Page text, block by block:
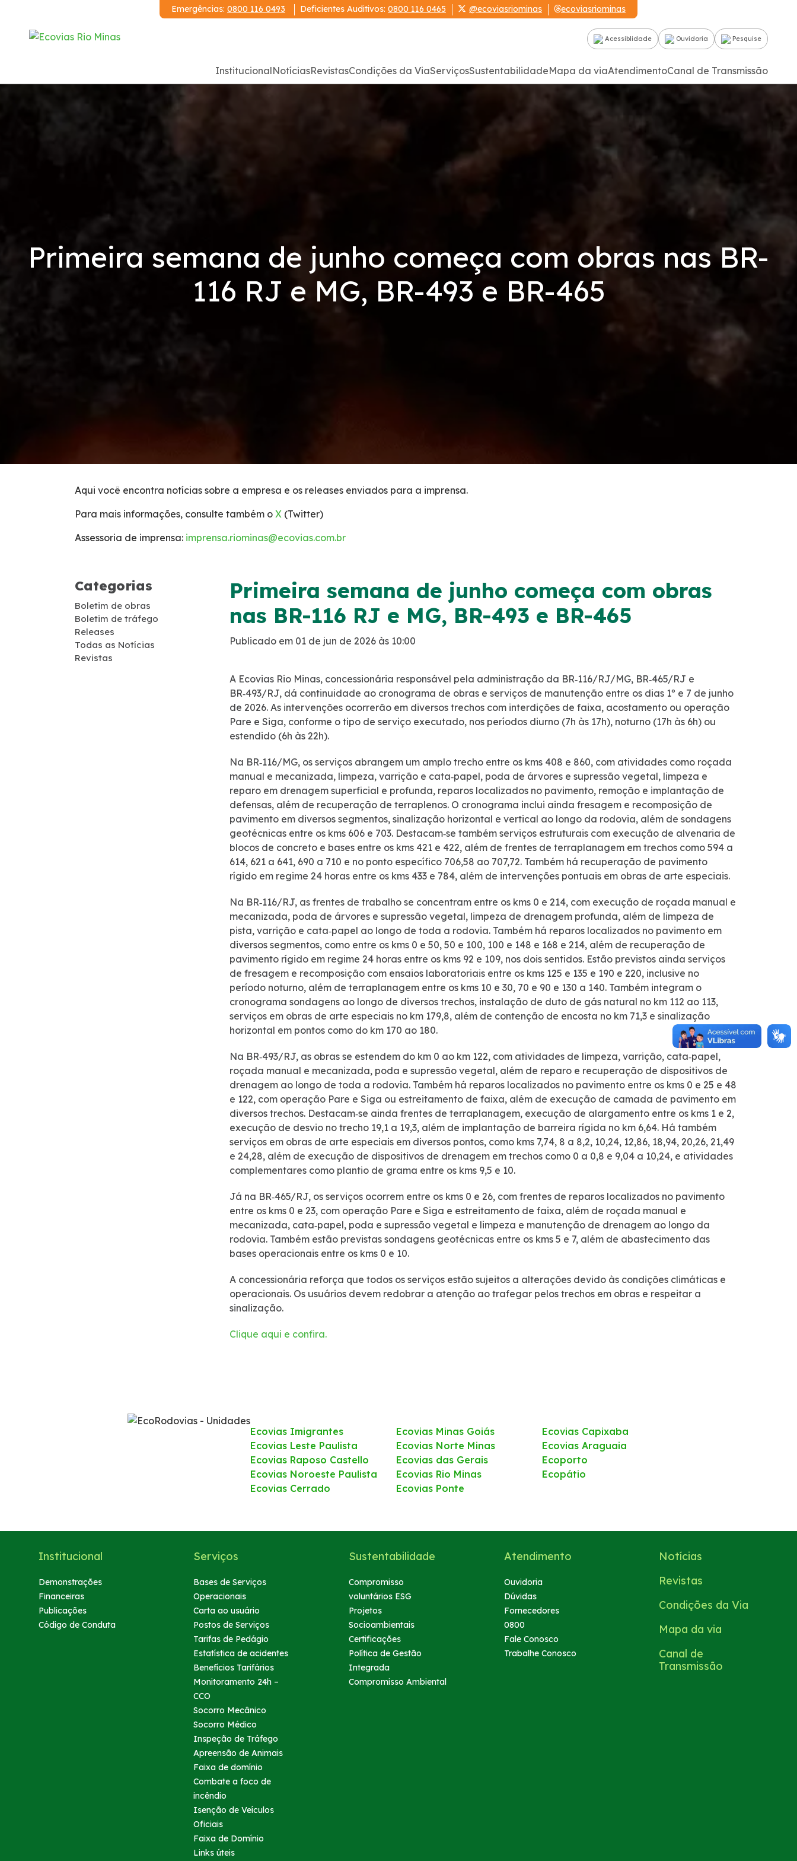
Emergências: 0800 116 0493 Deficientes Auditivos: 0800 116 0465 @ecoviasriominas ecoviasriominas
Acessiblidade Ouvidoria Pesquise
InstitucionalNotíciasRevistasCondições da ViaServiçosSustentabilidadeMapa da viaAtendimentoCanal de Transmissão
Revistas
Estatística de acidentes
Benefícios Tarifários
Socorro Mecânico
Socorro Médico
Primeira semana de junho começa com obras nas BR-
116 RJ e MG, BR-493 e BR-465
Aqui você encontra notícias sobre a empresa e os releases enviados para a imprensa.
Para mais informações, consulte também o X (Twitter)
Assessoria de imprensa: imprensa.riominas@ecovias.com.br
Categorias
Boletim de obras
Boletim de tráfego
Releases
Todas as Notícias
Revistas
Primeira semana de junho começa com obras
nas BR-116 RJ e MG, BR-493 e BR-465
Publicado em 01 de jun de 2026 às 10:00
A Ecovias Rio Minas, concessionária responsável pela administração da BR‑116/RJ/MG, BR‑465/RJ e
BR‑493/RJ, dá continuidade ao cronograma de obras e serviços de manutenção entre os dias 1º e 7 de junho
de 2026. As intervenções ocorrerão em diversos trechos com interdições de faixa, acostamento ou operação
Pare e Siga, conforme o tipo de serviço executado, nos períodos diurno (7h às 17h), noturno (17h às 6h) ou
estendido (6h às 22h).
Na BR‑116/MG, os serviços abrangem um amplo trecho entre os kms 408 e 860, com atividades como roçada
manual e mecanizada, limpeza, varrição e cata‑papel, poda de árvores e supressão vegetal, limpeza e
reparo em drenagem superficial e profunda, reparos localizados no pavimento, remoção e implantação de
defensas, além de recuperação de terraplenos. O cronograma inclui ainda fresagem e recomposição de
pavimento em diversos segmentos, sinalização horizontal e vertical ao longo da rodovia, além de sondagens
geotécnicas entre os kms 606 e 703. Destacam‑se também serviços estruturais com execução de alvenaria de
blocos de concreto e bases entre os kms 421 e 422, além de frentes de terraplanagem em trechos como 594 a
614, 621 a 641, 690 a 710 e no ponto específico 706,58 ao 707,72. Também há recuperação de pavimento
rígido em regime 24 horas entre os kms 433 e 784, além de intervenções pontuais em obras de arte especiais.
Na BR‑116/RJ, as frentes de trabalho se concentram entre os kms 0 e 214, com execução de roçada manual e
mecanizada, poda de árvores e supressão vegetal, limpeza de drenagem profunda, além de limpeza de
pista, varrição e cata‑papel ao longo de toda a rodovia. Também há reparos localizados no pavimento em
diversos segmentos, como entre os kms 0 e 50, 50 e 100, 100 e 148 e 168 e 214, além de recuperação de
pavimento rígido em regime 24 horas entre os kms 92 e 109, nos dois sentidos. Estão previstos ainda serviços
de fresagem e recomposição com ensaios laboratoriais entre os kms 125 e 135 e 190 e 220, inclusive no
período noturno, além de terraplanagem entre os kms 10 e 30, 70 e 90 e 130 a 140. Também integram o
cronograma sondagens ao longo de diversos trechos, instalação de duto de gás natural no km 112 ao 113,
serviços em obras de arte especiais no km 179,8, além de contenção de encosta no km 71,3 e sinalização
horizontal em pontos como do km 170 ao 180.
Na BR‑493/RJ, as obras se estendem do km 0 ao km 122, com atividades de limpeza, varrição, cata‑papel,
roçada manual e mecanizada, poda e supressão vegetal, além de reparo e recuperação de dispositivos de
drenagem ao longo de toda a rodovia. Também há reparos localizados no pavimento entre os kms 0 e 25 e 48
e 122, com operação Pare e Siga ou estreitamento de faixa, além de execução de camada de pavimento em
diversos trechos. Destacam‑se ainda frentes de terraplanagem, execução de alargamento entre os kms 1 e 2,
execução de desvio no trecho 19,1 a 19,3, além de implantação de barreira rígida no km 6,64. Há também
serviços em obras de arte especiais em diversos pontos, como kms 7,74, 8 a 8,2, 10,24, 12,86, 18,94, 20,26, 21,49
e 24,28, além de execução de dispositivos de drenagem em trechos como 0 a 0,8 e 9,04 a 10,24, e atividades
complementares como plantio de grama entre os kms 9,5 e 10.
Já na BR‑465/RJ, os serviços ocorrem entre os kms 0 e 26, com frentes de reparos localizados no pavimento
entre os kms 0 e 23, com operação Pare e Siga e estreitamento de faixa, além de roçada manual e
mecanizada, cata‑papel, poda e supressão vegetal e limpeza e manutenção de drenagem ao longo da
rodovia. Também estão previstas sondagens geotécnicas entre os kms 5 e 7, além de abastecimento das
bases operacionais entre os kms 0 e 10.
A concessionária reforça que todos os serviços estão sujeitos a alterações devido às condições climáticas e
operacionais. Os usuários devem redobrar a atenção ao trafegar pelos trechos em obras e respeitar a
sinalização.
Clique aqui e confira.
Ecovias Imigrantes
Ecovias Leste Paulista
Ecovias Raposo Castello
Ecovias Noroeste Paulista
Ecovias Cerrado
Ecovias Minas Goiás
Ecovias Norte Minas
Ecovias das Gerais
Ecovias Rio Minas
Ecovias Ponte
Ecovias Capixaba
Ecovias Araguaia
Ecoporto
Ecopátio
Institucional
Demonstrações
Financeiras
Publicações
Código de Conduta
Serviços
Bases de Serviços
Operacionais
Carta ao usuário
Postos de Serviços
Tarifas de Pedágio
Estatística de acidentes
Benefícios Tarifários
Monitoramento 24h –
CCO
Socorro Mecânico
Socorro Médico
Inspeção de Tráfego
Apreensão de Animais
Faixa de domínio
Combate a foco de
incêndio
Isenção de Veículos
Oficiais
Faixa de Domínio
Links úteis
Sustentabilidade
Compromisso
voluntários ESG
Projetos
Socioambientais
Certificações
Política de Gestão
Integrada
Compromisso Ambiental
Atendimento
Ouvidoria
Dúvidas
Fornecedores
0800
Fale Conosco
Trabalhe Conosco
Notícias
Revistas
Condições da Via
Mapa da via
Canal de
Transmissão